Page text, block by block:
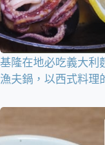
基隆在地必吃義大利
漁夫鍋，以西式料理